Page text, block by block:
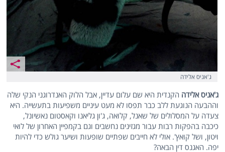
ג'אניס אלידה
ג'אניס אלידה הקנדית היא שם עלום עדיין, אבל הלוק האנדרוגני הנקי שלה
וההבעה הנוגעת ללב כבר תפסו לא מעט עיניים משפיעות בתעשייה. היא
צעדה על המסלולים של שאנל, קלואה, ג'ון גליאנו וקאסטום נאשיונל,
כיכבה בהפקות רבות עבור מגזינים נחשבים וגם בקמפיין האחרון של לואי
ויטון, ושל קואץ'. אולי לא חייבים שפתיים שופעות ושיער גולש כדי להיות
יפה. האגנס דין הבאה?